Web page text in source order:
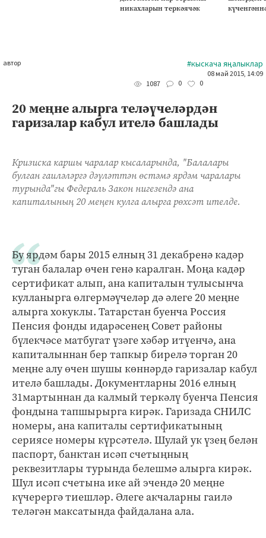
никахларын теркәячәк
автор #кыскача яңалыклар
08 май 2015, 14:09
1087
0 0
20 меңне алырга теләүчеләрдән
гаризалар кабул ителә башлады
Кризиска каршы чаралар кысаларында, "Балалары
булган гаиләләргә дәүләттән өстәмә ярдәм чаралары
турында"гы Федераль Закон нигезендә ана
капиталының 20 меңен кулга алырга рөхсәт ителде.
Бу ярдәм бары 2015 елның 31 декабренә кадәр
туган балалар өчен генә каралган. Моңа кадәр
сертификат алып, ана капиталын тулысынча
кулланырга өлгермәүчеләр дә әлеге 20 меңне
алырга хокуклы. Татарстан буенча Россия
Пенсия фонды идарәсенең Совет районы
бүлекчәсе матбугат үзәге хәбәр итүенчә, ана
капиталыннан бер тапкыр бирелә торган 20
меңне алу өчен шушы көннәрдә гаризалар кабул
ителә башлады. Документларны 2016 елның
31мартыннан да калмый теркәлү буенча Пенсия
фондына тапшырырга кирәк. Гаризада СНИЛС
номеры, ана капиталы сертификатының
сериясе номеры күрсәтелә. Шулай ук үзең белән
паспорт, банктан исәп счетыңның
реквезитлары турында белешмә алырга кирәк.
Шул исәп счетына ике ай эчендә 20 меңне
күчерергә тиешләр. Әлеге акчаларны гаилә
теләгән максатында файдалана ала.